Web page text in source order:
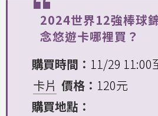
2024世界12強棒球
念悠遊卡哪裡買？
購買時間： 11/29 11:00
卡片 價格： 120元
購買地點：